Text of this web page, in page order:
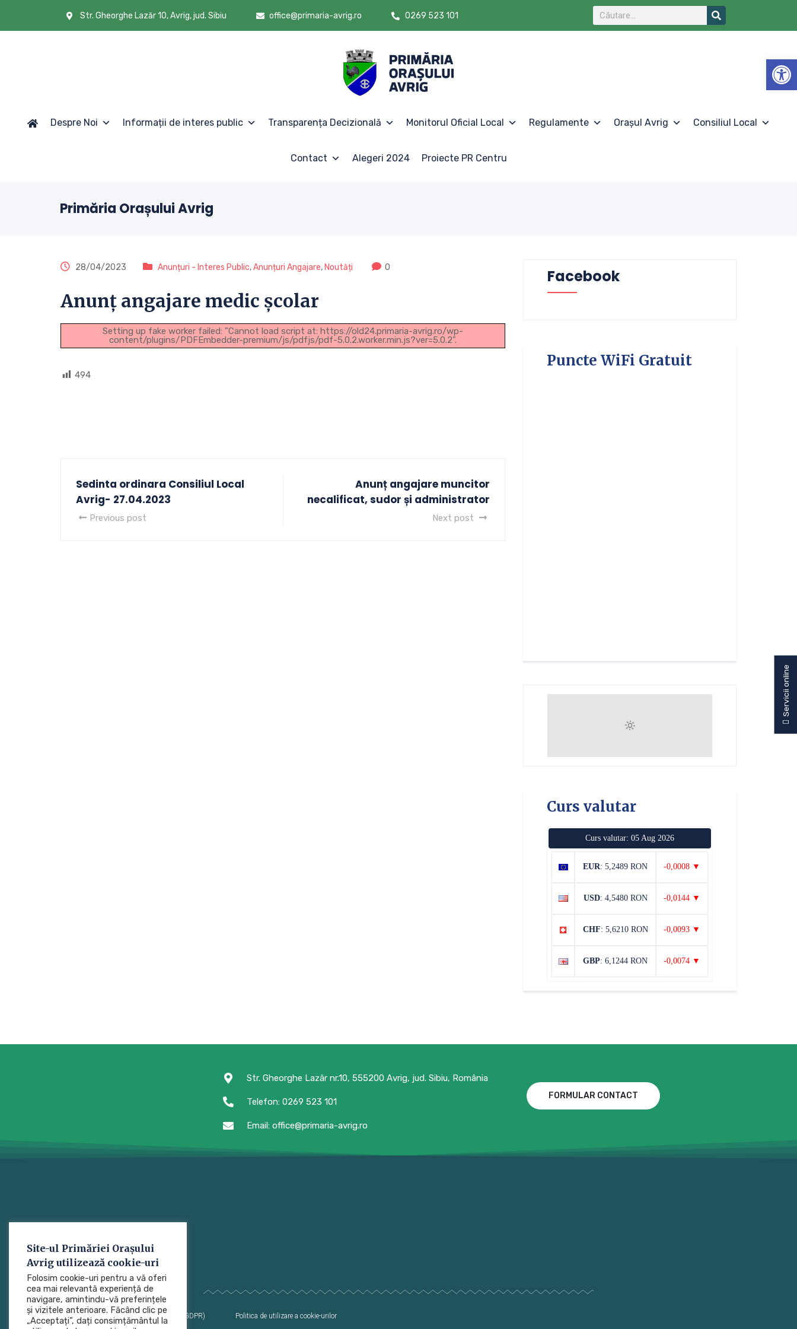
Str. Gheorghe Lazăr 10, Avrig, jud. Sibiu office@primaria-avrig.ro 0269 523 101
Despre Noi Informații de interes public Transparența Decizională Monitorul Oficial Local Regulamente Orașul Avrig Consiliul Local
Contact Alegeri 2024 Proiecte PR Centru
Primăria Orașului Avrig
28/04/2023 Anunțuri - Interes Public,Anunțuri Angajare, Noutăți 0
Anunț angajare medic școlar
Setting up fake worker failed: "Cannot load script at: https://old24.primaria-avrig.ro/wp-
content/plugins/PDFEmbedder-premium/js/pdfjs/pdf-5.0.2.worker.min.js?ver=5.0.2".
494
Sedinta ordinara Consiliul Local
Avrig- 27.04.2023
Previous post
Anunț angajare muncitor
necalificat, sudor și administrator
Next post
Facebook
Puncte WiFi Gratuit
Curs valutar
Curs valutar: 05 Aug 2026
EUR: 5,2489 RON -0,0008 ▼
USD: 4,5480 RON -0,0144 ▼
CHF: 5,6210 RON -0,0093 ▼
GBP: 6,1244 RON -0,0074 ▼
Str. Gheorghe Lazăr nr.10, 555200 Avrig, jud. Sibiu, România
Telefon: 0269 523 101
Email: office@primaria-avrig.ro
FORMULAR CONTACT
Protecția datelor cu caracter personal (GDPR) Politica de utilizare a cookie-urilor
Site-ul Primăriei Orașului
Avrig utilizează cookie-uri
Folosim cookie-uri pentru a vă oferi
cea mai relevantă experiență de
navigare, amintindu-vă preferințele
și vizitele anterioare. Făcând clic pe
„Acceptați”, dați consimțământul la